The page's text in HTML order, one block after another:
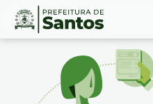
Ir
Conteúdo